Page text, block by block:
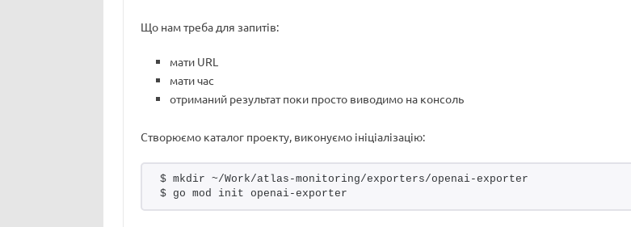
Що нам треба для запитів:
мати URL
мати час
отриманий результат поки просто виводимо на консоль
Створюємо каталог проекту, виконуємо ініціалізацію:
$ mkdir ~/Work/atlas-monitoring/exporters/openai-exporter
$ go mod init openai-exporter